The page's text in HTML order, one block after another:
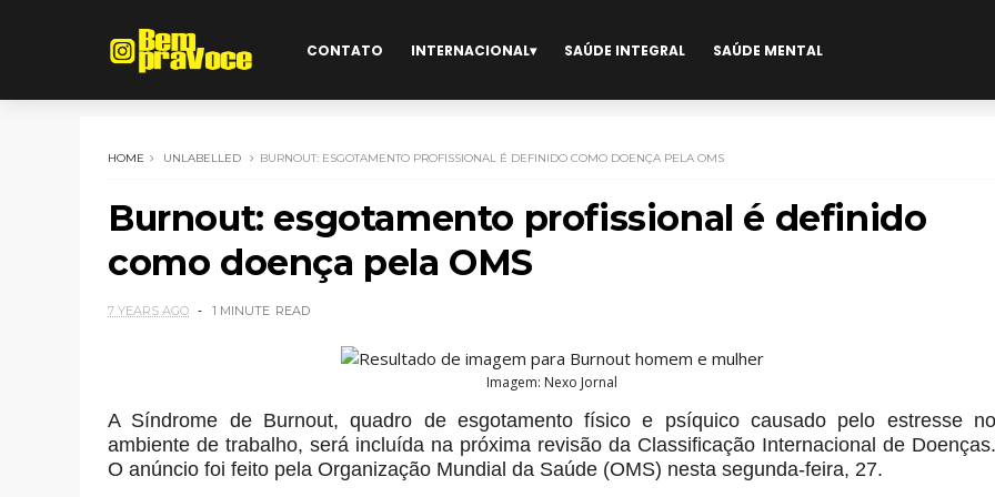
CONTATO INTERNACIONAL SAÚDE INTEGRAL SAÚDE MENTAL
HOME UNLABELLED BURNOUT: ESGOTAMENTO PROFISSIONAL É DEFINIDO COMO DOENÇA PELA OMS
Burnout: esgotamento profissional é definido
como doença pela OMS
7 YEARS AGO 1 MINUTE READ
Imagem: Nexo Jornal
A Síndrome de Burnout, quadro de esgotamento físico e psíquico causado pelo estresse no
ambiente de trabalho, será incluída na próxima revisão da Classificação Internacional de Doenças.
O anúncio foi feito pela Organização Mundial da Saúde (OMS) nesta segunda-feira, 27.